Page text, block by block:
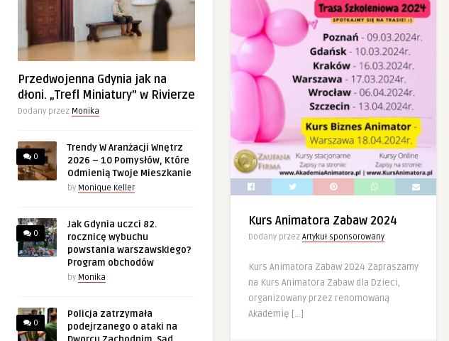
Przedwojenna Gdynia jak na
dłoni. „Trefl Miniatury” w Rivierze
Dodany przez Monika
0
Trendy W Aranżacji Wnętrz
2026 – 10 Pomysłów, Które
Odmienią Twoje Mieszkanie
by Monique Keller
0
Jak Gdynia uczci 82.
rocznicę wybuchu
powstania warszawskiego?
Program obchodów
by Monika
0
Policja zatrzymała
podejrzanego o ataki na
Kurs Animatora Zabaw 2024
Dodany przez Artykuł sponsorowany
Kurs Animatora Zabaw 2024 Zapraszamy
na Kurs Animatora Zabaw dla Dzieci,
organizowany przez renomowaną
Akademię […]